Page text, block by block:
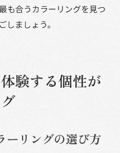
も合うカラーリングを見つ
しましょう。
験する個性が
ーリングの選び方